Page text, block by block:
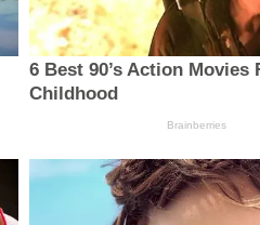
6 Best 90’s Action Movies
Childhood
Brainberries